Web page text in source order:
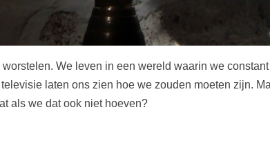
We leven in een wereld waarin we
laten ons zien hoe we zouden moeten zijn.
als we dat ook niet hoeven?